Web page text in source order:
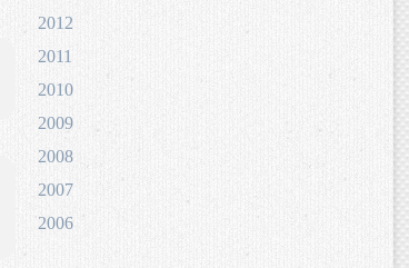
2012
2011
2010
2009
2008
2007
2006